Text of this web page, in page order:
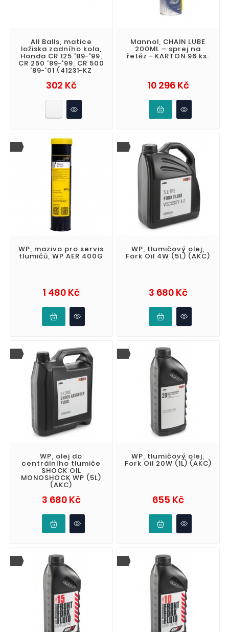
All Balls, matice
ložiska zadního kola,
Honda CR 125 '89-'99,
CR 250 '89-'99, CR 500
'89-'01 (41231-KZ
302 KčCena
Mannol, CHAIN LUBE
200ML – sprej na
řetěz - KARTON 96 ks.
10 296 KčCena
WP, mazivo pro servis
tlumičů, WP AER 400G
1 480 KčCena
WP, tlumičový olej,
Fork Oil 4W (5L) (AKC)
3 680 KčCena
WP, olej do
centrálního tlumiče
SHOCK OIL
MONOSHOCK WP (5L)
(AKC)
3 680 KčCena
WP, tlumičový olej,
Fork Oil 20W (1L) (AKC)
655 KčCena